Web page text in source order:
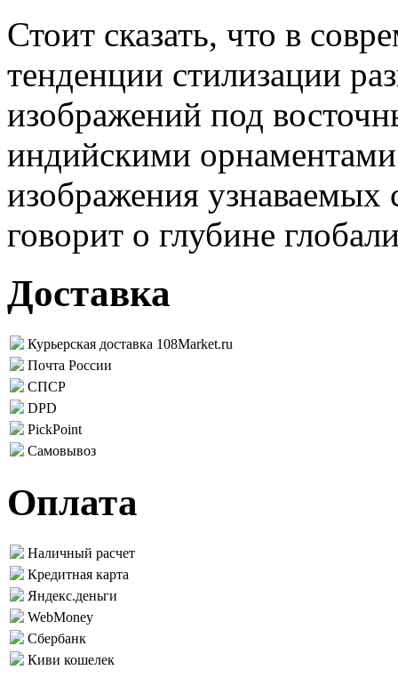
Стоит сказать, что в
тенденции стилизации
изображений под
индийскими
изображения узнаваемых
говорит о глубине
Доставка
Курьерская доставка 108Market.ru
Почта России
СПСР
DPD
PickPoint
Самовывоз
Оплата
Наличный расчет
Кредитная карта
Яндекс.деньги
WebMoney
Сбербанк
Киви кошелек